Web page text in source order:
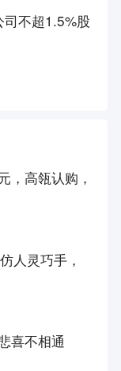
不超1.5%股
，高瓴认购，
⼈灵巧⼿，
喜不相通